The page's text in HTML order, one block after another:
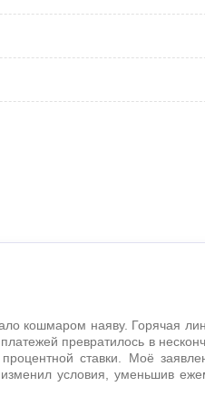
кошмаром наяву. Горячая
превратилось в
ставки. Моё
условия, уменьшив